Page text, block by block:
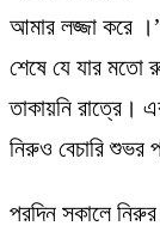
আমার লজ্জা করে
শেষে যে যার মতো
তাকায়নি রাত্রে।
নিরুও বেচারি শুভর
পরদিন সকালে